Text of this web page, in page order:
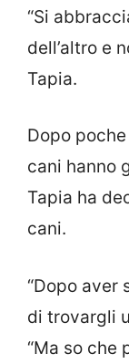
“Si
dell’altro e
Tapia.
Dopo
cani hanno
Tapia ha
cani.
“Dopo aver
di trovargli
“Ma so che